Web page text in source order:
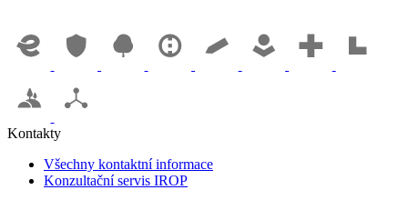
Kontakty
Všechny kontaktní informace
Konzultační servis IROP